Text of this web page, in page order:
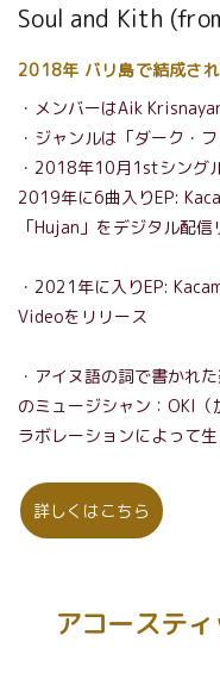
Soul and Kith
2018年 バリ島で結成さ
・メンバーはAik
・ジャンルは「ダーク・
・ 2018年10月 1stシング
2019年に6曲入りEP:
「Hujan 」をデジタル配信
・ 2021 年に入りEP:
Videoをリリース
・アイヌ語の詞で書かれ
のミュージシャン： OKI
ラボレーションによって
詳しくはこちら
アコーステ